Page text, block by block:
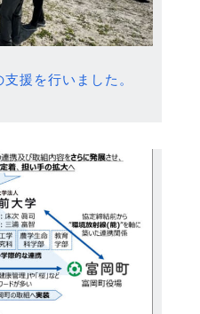
援を行いました。